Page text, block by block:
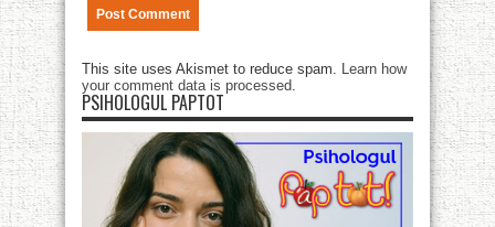
This site uses Akismet to reduce spam. Learn how
your comment data is processed.
PSIHOLOGUL PAPTOT